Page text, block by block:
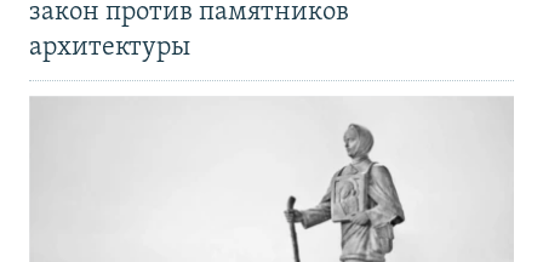
закон против памятников
архитектуры